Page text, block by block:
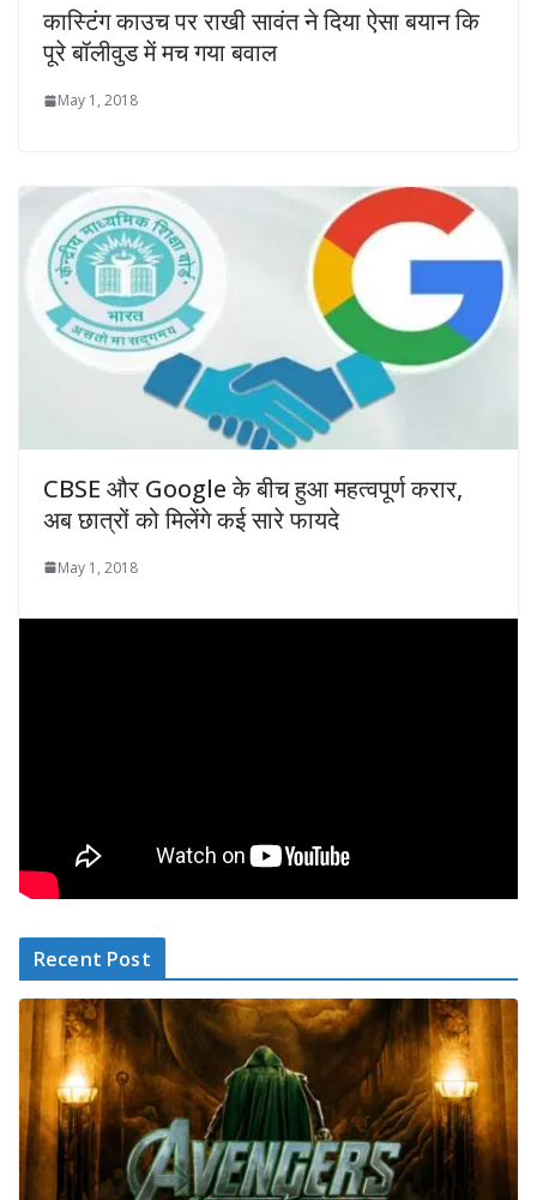
कास्टिंग काउच पर राखी सावंत ने दिया ऐसा बयान कि
पूरे बॉलीवुड में मच गया बवाल
May 1, 2018
CBSE और Google के बीच हुआ महत्वपूर्ण करार,
अब छात्रों को मिलेंगे कई सारे फायदे
May 1, 2018
Recent Post